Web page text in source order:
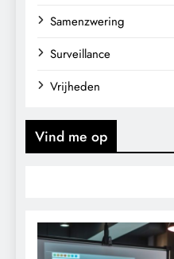
Samenzwering
Surveillance
Vrijheden
Vind me op